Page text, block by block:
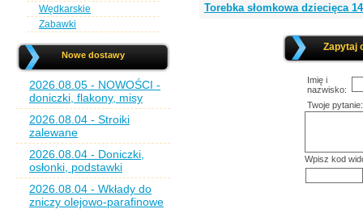
Wędkarskie
Zabawki
Nowe dostawy
2026.08.05 - NOWOŚCI -
doniczki, flakony, misy
2026.08.04 - Stroiki
zalewane
2026.08.04 - Doniczki,
osłonki, podstawki
2026.08.04 - Wkłady do
zniczy olejowo-parafinowe
Torebka słomkowa dziecięca
Zapytaj
Imię i
nazwisko:
Twoje pytanie:
Wpisz kod